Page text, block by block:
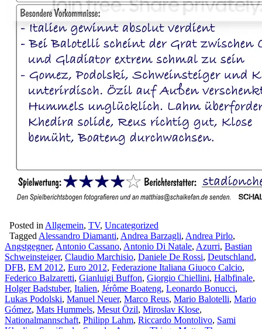
Posted in Allgemein, TV, Uncategorized
Tagged Alessandro Diamanti, Andrea Barzagli, Andrea Pirlo,
Angstgegner, Antonio Cassano, Antonio Di Natale, Azurri, Bastian
Schweinsteiger, Claudio Marchisio, Daniele De Rossi, Deutschland,
DFB, EM 2012, Euro 2012, Federazione Italiana Giuoco Calcio,
Federico Balzaretti, Gianluigi Buffon, Giorgio Chiellini, Halbfinale,
Holger Badstuber, Italien, Jérôme Boateng, Leonardo Bonucci,
Lukas Podolski, Manuel Neuer, Marco Reus, Mario Balotelli, Mario
Gómez, Mats Hummels, Mesut Özil, Miroslav Klose,
Nationalmannschaft, Philipp Lahm, Riccardo Montolivo, Sami